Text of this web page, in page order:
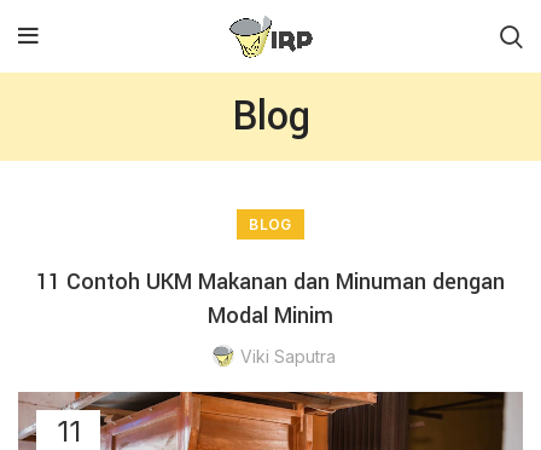
Blog
BLOG
11 Contoh UKM Makanan dan Minuman dengan
Modal Minim
Viki Saputra
11